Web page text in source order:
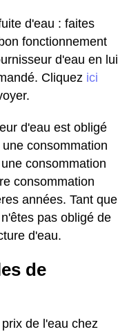
d'eau : faites
fonctionnement
d'eau en lui
Cliquez ici
d'eau est obligé
consommation
consommation
consommation
années. Tant que
pas obligé de
d'eau.
de
de l'eau chez